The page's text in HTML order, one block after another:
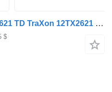
КПП DAF CF Euro 6 12TX2621 TD TraXon 12TX2621 TD TraXon, Automatic 2341215 для грузовика DAF CF Euro 6
$